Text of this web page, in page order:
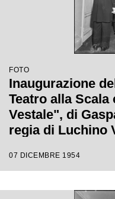
FOTO
Inaugurazione
Teatro alla
Vestale", di
regia di Luchino
07 DICEMBRE 1954